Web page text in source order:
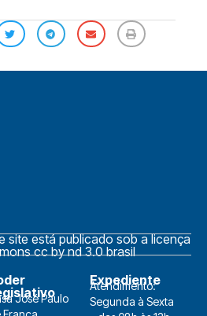
site está publicado sob a licença
cc by nd 3.0 brasil
José Paulo
Expediente
Atendimento:
Segunda à Sexta